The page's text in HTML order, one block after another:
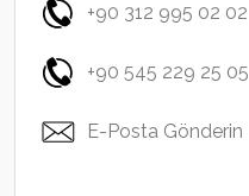
+90 312 995 02 02
+90 545 229 25 05
E-Posta Gönderin